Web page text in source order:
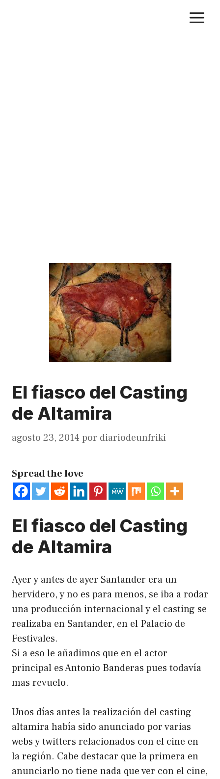
El fiasco del Casting
de Altamira
agosto 23, 2014 por diariodeunfriki
Spread the love
El fiasco del Casting
de Altamira
Ayer y antes de ayer Santander era un
hervidero, y no es para menos, se iba a rodar
una producción internacional y el casting se
realizaba en Santander, en el Palacio de
Festivales.
Si a eso le añadimos que en el actor
principal esAntonio Banderas pues todavía
mas revuelo.
Unos días antes la realización del casting
altamira había sido anunciado por varias
webs y twitters relacionados con el cine en
la región. Cabe destacar que la primera en
anunciarlo no tiene nada que ver con el cine,